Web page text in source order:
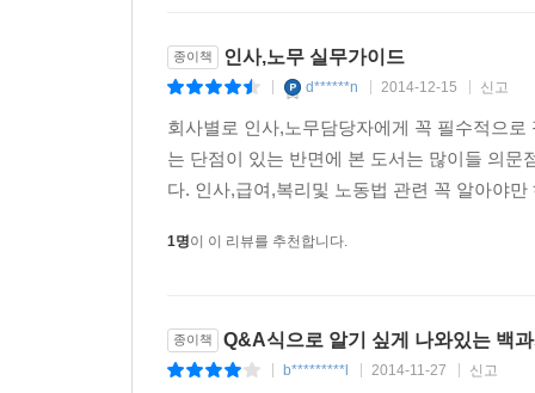
22 연차휴가를 반드시 사용하게 하여 미사용수당
23 연차휴가 사용촉진 조치는 연중 어느 시점부터
24 이메일을 활용하여 통보하는 방식으로 연차휴
25 취업규칙에 명문의 규정이 없는데도 연차휴가
26 휴가 사용시기를 지정하고도 출근한 경우 연차
[연차유급휴가의 대체]
[보상휴가제]
28 연장근로수당 지급이 부담스러울 경우 수당 지
종이책 인사,노무 실무가이드
d******n 2014-12-15 신고
회사별로 인사,노무담당자에게 꼭 필수적으
는 단점이 있는 반면에 본 도서는 많이들 의
다. 인사,급여,복리및 노동법 관련 꼭 알아야
1명이 이 리뷰를 추천합니다.
종이책 Q&A식으로 알기 싶게 나와있는 백
b*********l 2014-11-27 신고